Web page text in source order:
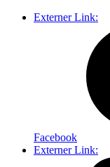
Externer Link:
Facebook
Externer Link: